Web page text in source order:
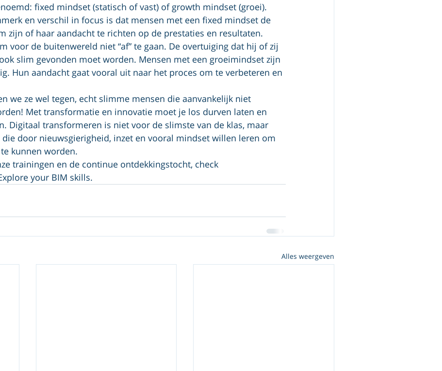
fixed mindset (statisch of vast) of growth mindset (groei).
en verschil in focus is dat mensen met een fixed mindset de
zijn of haar aandacht te richten op de prestaties en resultaten.
voor de buitenwereld niet “af” te gaan. De overtuiging dat hij of zij
slim gevonden moet worden. Mensen met een groeimindset zijn
Hun aandacht gaat vooral uit naar het proces om te verbeteren en
we ze wel tegen, echt slimme mensen die aanvankelijk niet
Met transformatie en innovatie moet je los durven laten en
Digitaal transformeren is niet voor de slimste van de klas, maar
door nieuwsgierigheid, inzet en vooral mindset willen leren om
kunnen worden.
trainingen en de continue ontdekkingstocht, check
your BIM skills.
Alles weergeven